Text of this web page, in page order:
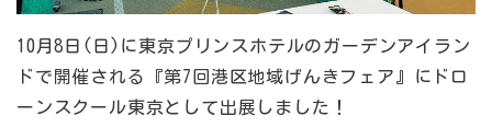
10月8日(日)に東京プリンスホテルのガーデンアイラン
ドで開催される『第7回港区地域げんきフェア』にドロ
ーンスクール東京として出展しました！